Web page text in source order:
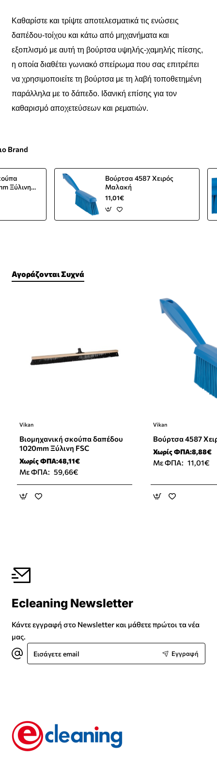
Καθαρίστε και τρίψτε αποτελεσματικά τις ενώσεις
δαπέδου-τοίχου και κάτω από μηχανήματα και
εξοπλισμό με αυτή τη βούρτσα υψηλής-χαμηλής πίεσης,
η οποία διαθέτει γωνιακό σπείρωμα που σας επιτρέπει
να χρησιμοποιείτε τη βούρτσα με τη λαβή τοποθετημένη
παράλληλα με το δάπεδο. Ιδανική επίσης για τον
καθαρισμό αποχετεύσεων και ρεματιών.
Brand
Ξύλινη
Βούρτσα 4587 Χειρός
Μαλακή
11,01€
Αγοράζονται Συχνά
Vikan
Βιομηχανική σκούπα δαπέδου
1020mm Ξύλινη FSC
Χωρίς ΦΠΑ:48,11€
Με ΦΠΑ: 59,66€
Vikan
Βούρτσα 4587
Χωρίς ΦΠΑ:8,88€
Με ΦΠΑ: 11,01€
Ecleaning Newsletter
Κάντε εγγραφή στο Newsletter και μάθετε πρώτοι τα νέα
μας.
Εισάγετε
email
Εγγραφή